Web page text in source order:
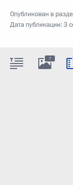
Опубликован в
Дата публикации:3
7